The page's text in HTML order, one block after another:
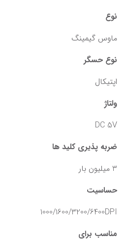
نوع
ماوس گیمینگ
نوع حسگر
اپتیکال
ولتاژ
DC 5V
ضربه پذیری کلید ها
3 میلیون بار
حساسیت
1000/1600/3200/6400DPI
مناسب برای